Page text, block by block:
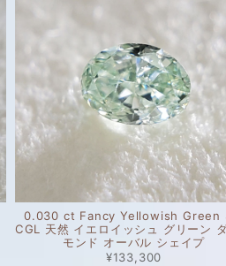
0.030 ct Fancy Yellowish Green
CGL 天然 イエロイッシュ グリーン
モンド オーバル シェイプ
¥133,300